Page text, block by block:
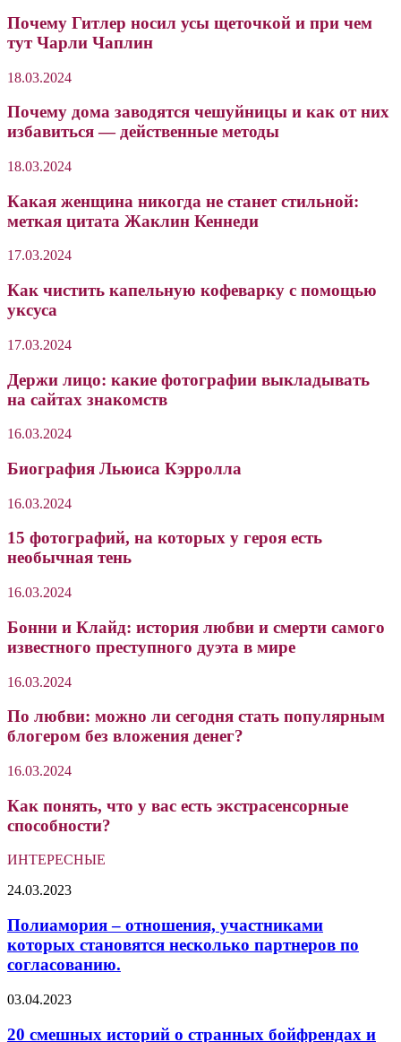
Почему Гитлер носил усы щеточкой и при чем
тут Чарли Чаплин
18.03.2024
Почему дома заводятся чешуйницы и как от них
избавиться — действенные методы
18.03.2024
Какая женщина никогда не станет стильной:
меткая цитата Жаклин Кеннеди
17.03.2024
Как чистить капельную кофеварку с помощью
уксуса
17.03.2024
Держи лицо: какие фотографии выкладывать
на сайтах знакомств
16.03.2024
Биография Льюиса Кэрролла
16.03.2024
15 фотографий, на которых у героя есть
необычная тень
16.03.2024
Бонни и Клайд: история любви и смерти самого
известного преступного дуэта в мире
16.03.2024
По любви: можно ли сегодня стать популярным
блогером без вложения денег?
16.03.2024
Как понять, что у вас есть экстрасенсорные
способности?
ИНТЕРЕСНЫЕ
Полиамория
отношения,
участниками
которых
становятся
партнеров
согласованию.
24.03.2023
Полиамория – отношения, участниками
которых становятся несколько партнеров по
согласованию.
20
историй
03.04.2023
20 смешных историй о странных бойфрендах и